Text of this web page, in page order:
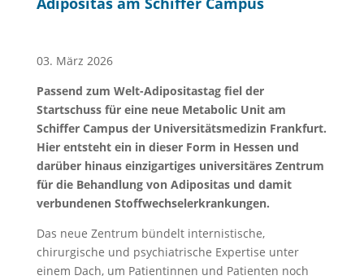
03. März 2026
Passend zum Welt-Adipositastag fiel der
Startschuss für eine neue Metabolic Unit am
Schiffer Campus der Universitätsmedizin Frankfurt.
Hier entsteht ein in dieser Form in Hessen und
darüber hinaus einzigartiges universitäres Zentrum
für die Behandlung von Adipositas und damit
verbundenen Stoffwechselerkrankungen.
Das neue Zentrum bündelt internistische,
chirurgische und psychiatrische Expertise unter
einem Dach, um Patientinnen und Patienten noch